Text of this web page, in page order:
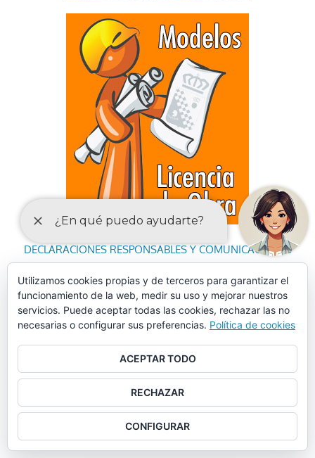
DECLARACIONES RESPONSABLES Y COMUNICACIONES
PREVIAS PARA EL EJERCICIO DE ACTIVIDADES
Utilizamos cookies propias y de terceros para garantizar el
funcionamiento de la web, medir su uso y mejorar nuestros
servicios. Puede aceptar todas las cookies, rechazar las no
necesarias o configurar sus preferencias. Política de cookies
ACEPTAR TODO
RECHAZAR
CONFIGURAR